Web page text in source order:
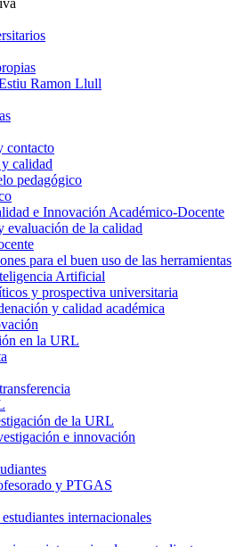
Ramon Llull
contacto
calidad
pedagógico
e Innovación Académico-Docente
evaluación de la calidad
para el buen uso de las herramientas
Artificial
y prospectiva universitaria
y calidad académica
en la URL
de la URL
e innovación
y PTGAS
internacionales